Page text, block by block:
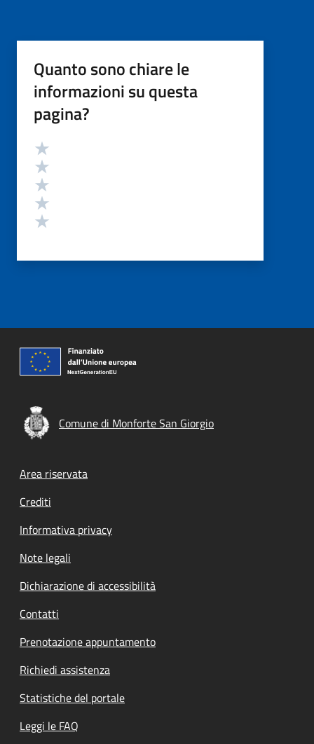
Quanto sono chiare le
informazioni su questa
pagina?
Valutazione
Comune di Monforte San Giorgio
Footer menu
Area riservata
Crediti
Informativa privacy
Note legali
Dichiarazione di accessibilità
Contatti
Prenotazione appuntamento
Richiedi assistenza
Statistiche del portale
Leggi le FAQ